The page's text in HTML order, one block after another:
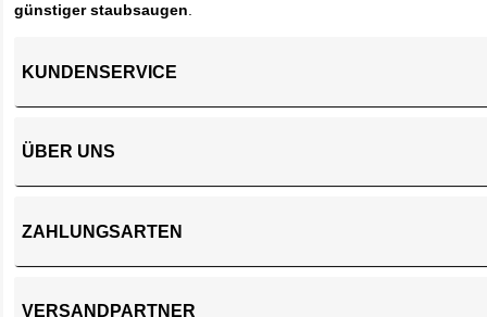
günstiger staubsaugen.
KUNDENSERVICE
ÜBER UNS
ZAHLUNGSARTEN
VERSANDPARTNER